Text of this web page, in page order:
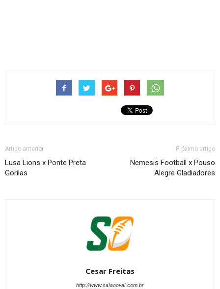
Artigo anterior
Lusa Lions x Ponte Preta
Gorilas
Próximo artigo
Nemesis Football x Pouso
Alegre Gladiadores
Cesar Freitas
http://www.salaooval.com.br